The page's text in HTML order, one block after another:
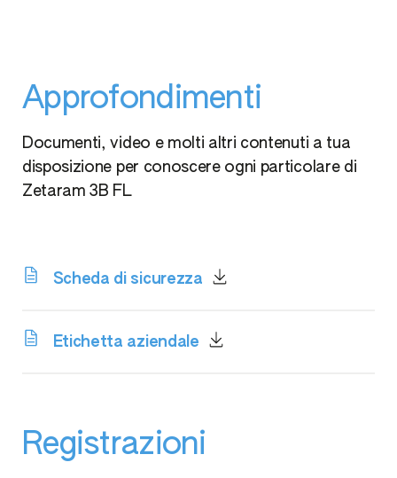
Approfondimenti
Documenti, video e molti altri contenuti a tua
disposizione per conoscere ogni particolare di
Zetaram 3B FL
Scheda di sicurezza
Etichetta aziendale
Registrazioni